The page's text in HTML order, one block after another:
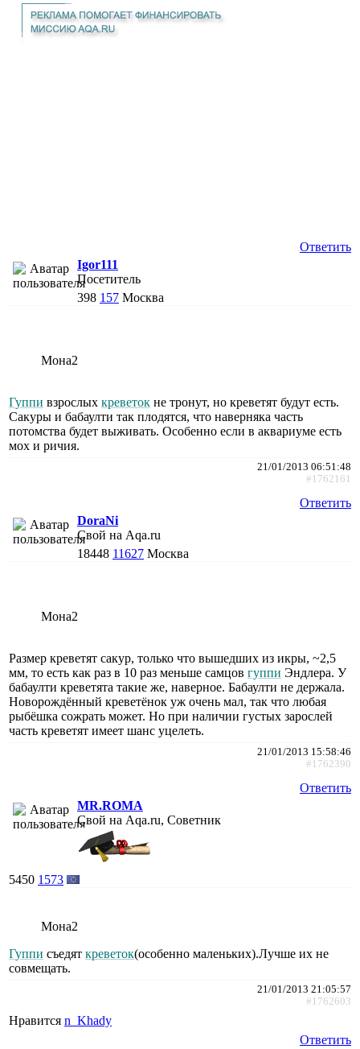
Ответить
Igor111
Посетитель
398 157 Москва
Мона2
Гуппи взрослых креветок не тронут, но креветят будут есть.
Сакуры и бабаулти так плодятся, что наверняка часть
потомства будет выживать. Особенно если в аквариуме есть
мох и ричия.
21/01/2013 06:51:48
#1762161
Ответить
DoraNi
Свой на Aqa.ru
18448 11627 Москва
Мона2
Размер креветят сакур, только что вышедших из икры, ~2,5
мм, то есть как раз в 10 раз меньше самцов гуппи Эндлера. У
бабаулти креветята такие же, наверное. Бабаулти не держала.
Новорождённый креветёнок уж очень мал, так что любая
рыбёшка сожрать может. Но при наличии густых зарослей
часть креветят имеет шанс уцелеть.
21/01/2013 15:58:46
#1762390
Ответить
MR.ROMA
Свой на Aqa.ru, Советник
5450 1573
Мона2
Гуппи съедят креветок(особенно маленьких).Лучше их не
совмещать.
21/01/2013 21:05:57
#1762603
Нравится n_Khady
Ответить